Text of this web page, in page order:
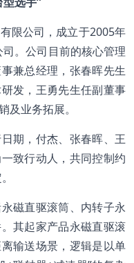
限公司，成立于2005年
。公司目前的核心管理
兼总经理，张春晖先生
发，王勇先生任副董事
及业务拓展。
期，付杰、张春晖、王
致行动人，共同控制约
磁直驱滚筒、内转子永
其起家产品永磁直驱滚
输送场景，逻辑是以单